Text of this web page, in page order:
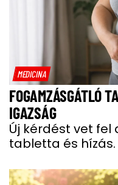
MEDICINA
FOGAMZÁSGÁTLÓ
IGAZSÁG
Új kérdést vet
tabletta és hízás.